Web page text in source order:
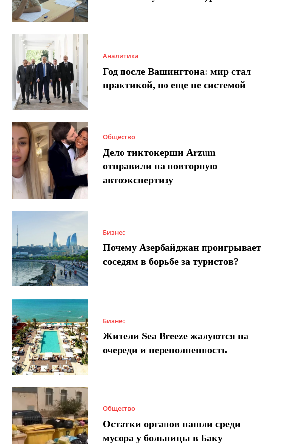
Аналитика
Год после Вашингтона: мир стал
практикой, но еще не системой
Общество
Дело тиктокерши Arzum
отправили на повторную
автоэкспертизу
Бизнес
Почему Азербайджан проигрывает
соседям в борьбе за туристов?
Бизнес
Жители Sea Breeze жалуются на
очереди и переполненность
Общество
Остатки органов нашли среди
мусора у больницы в Баку